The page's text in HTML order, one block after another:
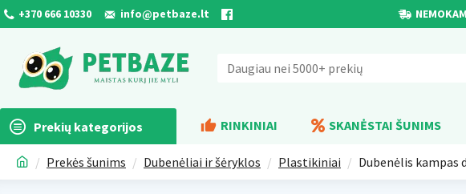
+370 666 10330 info@petbaze.lt
Prekių kategorijos RINKINIAI SKANĖSTAI ŠUNIMS
Prekės šunims Dubenėliai ir šėryklos Plastikiniai Dubenėlis kampas